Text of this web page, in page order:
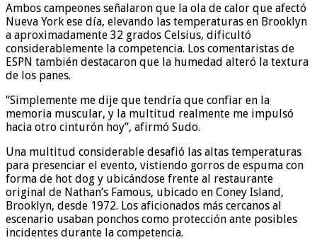
Ambos campeones señalaron que la ola de calor que afectó
Nueva York ese día, elevando las temperaturas en Brooklyn
a aproximadamente 32 grados Celsius, dificultó
considerablemente la competencia. Los comentaristas de
ESPN también destacaron que la humedad alteró la textura
de los panes.
“Simplemente me dije que tendría que confiar en la
memoria muscular, y la multitud realmente me impulsó
hacia otro cinturón hoy”, afirmó Sudo.
Una multitud considerable desafió las altas temperaturas
para presenciar el evento, vistiendo gorros de espuma con
forma de hot dog y ubicándose frente al restaurante
original de Nathan’s Famous, ubicado en Coney Island,
Brooklyn, desde 1972. Los aficionados más cercanos al
escenario usaban ponchos como protección ante posibles
incidentes durante la competencia.